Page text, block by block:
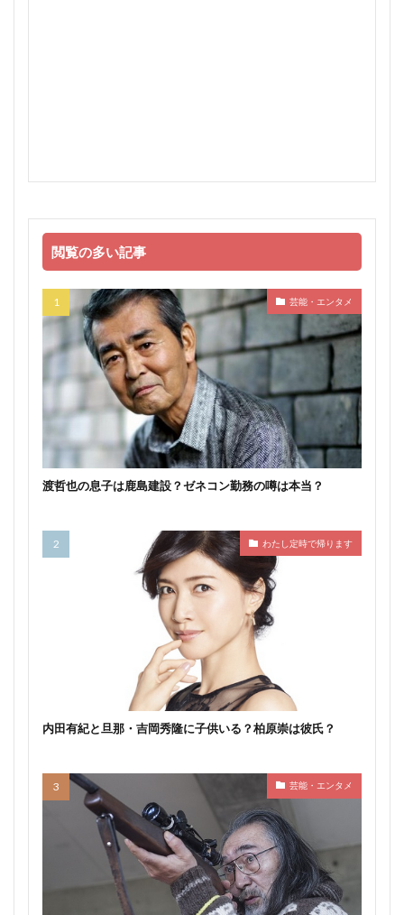
閲覧の多い記事
芸能・エンタメ
渡哲也の息子は鹿島建設？ゼネコン勤務の噂は本当？
わたし定時で帰ります
内田有紀と旦那・吉岡秀隆に子供いる？柏原崇は彼氏？
芸能・エンタメ